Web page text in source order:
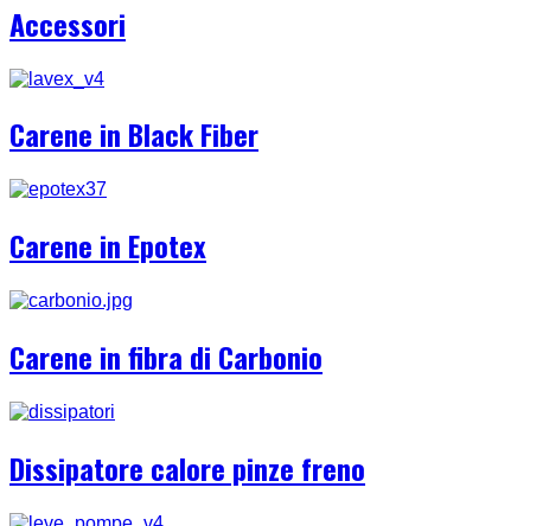
Accessori
Carene in Black Fiber
Carene in Epotex
Carene in fibra di Carbonio
Dissipatore calore pinze freno